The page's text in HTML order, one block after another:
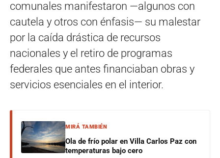
comunales manifestaron —algunos con
cautela y otros con énfasis— su malestar
por la caída drástica de recursos
nacionales y el retiro de programas
federales que antes financiaban obras y
servicios esenciales en el interior.
MIRÁ TAMBIÉN
Ola de frío polar en Villa Carlos Paz con
temperaturas bajo cero